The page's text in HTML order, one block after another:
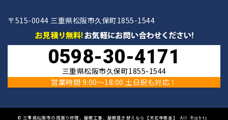
〒515-0044 三重県松阪市久保町1855-1544
0598-30-4171
三重県松阪市久保町1855-1544
営業時間 9:00〜18:00 土日祝も対応！
© 三重県松阪市の雨漏り修理、屋根工事、屋根葺き替えなら【天花寺板金】 All Rights